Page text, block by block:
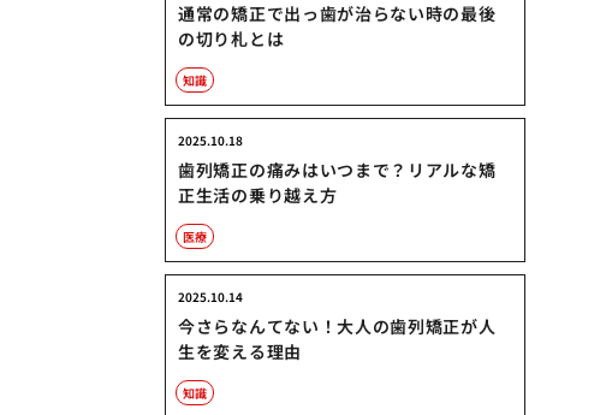
通常の矯正で出っ歯が治らない時の最後
の切り札とは
知識
歯列矯正の痛みはいつまで？リアルな矯
正生活の乗り越え方
2025.10.18
医療
今さらなんてない！大人の歯列矯正が人
生を変える理由
2025.10.14
知識